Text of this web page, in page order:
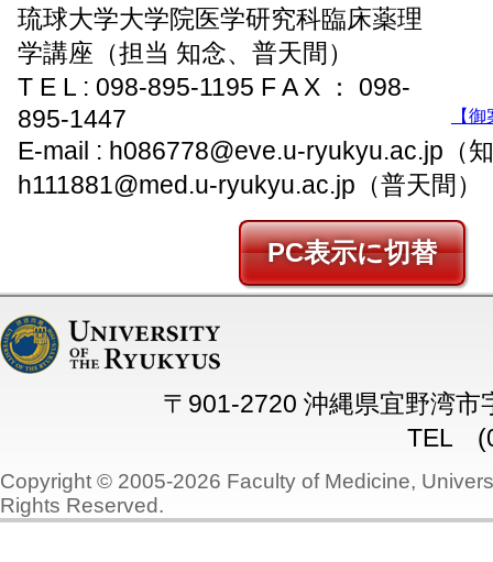
【
琉球大学大学院医学研究科臨床薬理
学講座（担当 知念、普天間）
T E L : 098-895-1195 F A X ： 098-
895-1447
E-mail : h086778@eve.u-ryukyu.ac.jp（
h111881@med.u-ryukyu.ac.jp（普天間）
PC
〒901-2720 沖縄県宜野湾市
TEL
Copyright © 2005-2026 Faculty of Medicine,
Rights Reserved.